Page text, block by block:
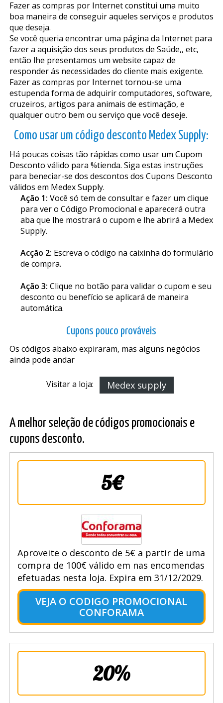
Fazer as compras por Internet constitui uma muito
boa maneira de conseguir aqueles serviços e produtos
que deseja.
Se você queria encontrar uma página da Internet para
fazer a aquisição dos seus produtos de Saúde,, etc,
então lhe presentamos um website capaz de
responder ás necessidades do cliente mais exigente.
Fazer as compras por Internet tornou-se uma
estupenda forma de adquirir computadores, software,
cruzeiros, artigos para animais de estimação, e
qualquer outro bem ou serviço que você deseje.
Como usar um código desconto Medex Supply:
Há poucas coisas tão rápidas como usar um Cupom
Desconto válido para %tienda. Siga estas instruções
para beneficiar-se dos descontos dos Cupons Desconto
válidos em Medex Supply.
Ação 1: Você só tem de consultar e fazer um clique
para ver o Código Promocional e aparecerá outra
aba que lhe mostrará o cupom e lhe abrirá a Medex
Supply.
Acção 2: Escreva o código na caixinha do formulário
de compra.
Ação 3: Clique no botão para validar o cupom e seu
desconto ou benefício se aplicará de maneira
automática.
Cupons pouco prováveis
Os códigos abaixo expiraram, mas alguns negócios
ainda pode andar
Visitar a loja: Medex supply
A melhor seleção de códigos promocionais e
cupons desconto.
5€
Aproveite o desconto de 5€ a partir de uma
compra de 100€ válido em nas encomendas
efetuadas nesta loja. Expira em 31/12/2029.
VEJA O CODIGO PROMOCIONAL
CONFORAMA
20%